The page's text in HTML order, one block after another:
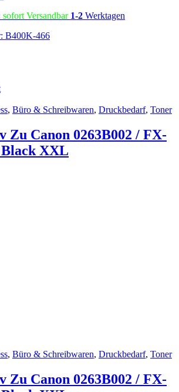
sofort Versandbar 1-2 Werktagen
B400K-466
, Büro & Schreibwaren, Druckbedarf, Toner
Zu Canon 0263B002 / FX-
Black XXL
, Büro & Schreibwaren, Druckbedarf, Toner
Zu Canon 0263B002 / FX-